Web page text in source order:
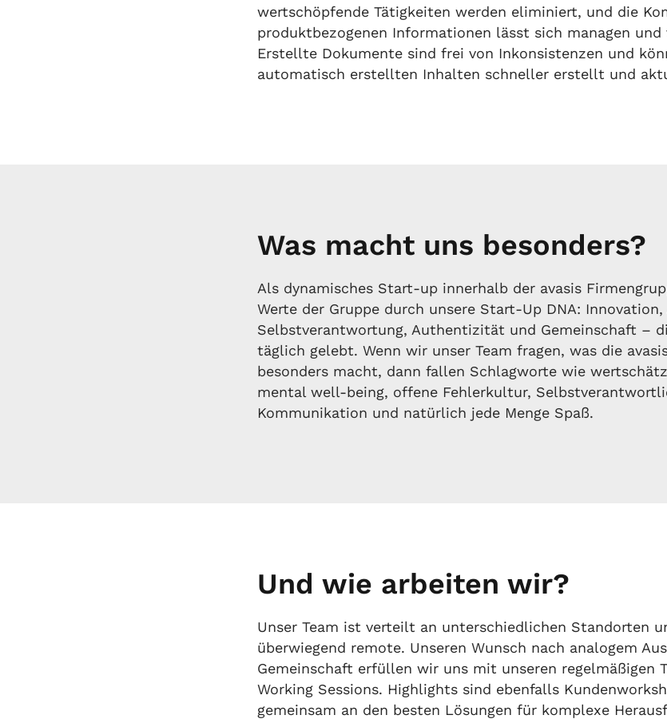
wertschöpfende Tätigkeiten werden eliminiert, und die
produktbezogenen Informationen lässt sich managen und
Erstellte Dokumente sind frei von Inkonsistenzen und
automatisch erstellten Inhalten schneller erstellt und
Was macht uns besonders?
Als dynamisches Start-up innerhalb der avasis
Werte der Gruppe durch unsere Start-Up DNA:
Selbstverantwortung, Authentizität und Gemeinschaft –
täglich gelebt. Wenn wir unser Team fragen, was die
besonders macht, dann fallen Schlagworte wie
mental well-being, offene Fehlerkultur,
Kommunikation und natürlich jede Menge Spaß.
Und wie arbeiten wir?
Unser Team ist verteilt an unterschiedlichen Standorten
überwiegend remote. Unseren Wunsch nach analogem
Gemeinschaft erfüllen wir uns mit unseren regelmäßigen
Working Sessions. Highlights sind ebenfalls
gemeinsam an den besten Lösungen für komplexe